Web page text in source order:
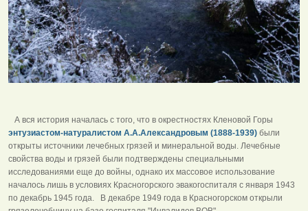
А вся история началась с того, что в окрестностях Кленовой Горы
энтузиастом-натуралистом А.А.Александровым (1888-1939) были
открыты источники лечебных грязей и минеральной воды. Лечебные
свойства воды и грязей были подтверждены специальными
исследованиями еще до войны, однако их массовое использование
началось лишь в условиях Красногорского эвакогоспиталя с января 1943
по декабрь 1945 года. В декабре 1949 года в Красногорском открыли